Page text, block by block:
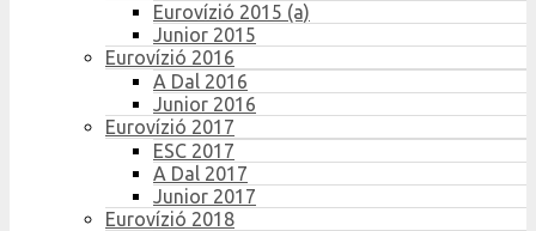
Eurovízió 2015 (a)
Junior 2015
Eurovízió 2016
A Dal 2016
Junior 2016
Eurovízió 2017
ESC 2017
A Dal 2017
Junior 2017
Eurovízió 2018